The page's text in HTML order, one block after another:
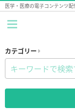
医学・医療の電子コンテンツ配
カテゴリー